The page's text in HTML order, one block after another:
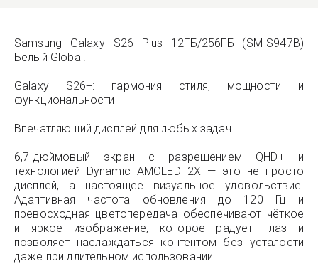
Samsung Galaxy S26 Plus 12ГБ/256ГБ (SM-S947B)
Белый Global.
Galaxy S26+: гармония стиля, мощности и
функциональности
Впечатляющий дисплей для любых задач
6,7-дюймовый экран с разрешением QHD+ и
технологией Dynamic AMOLED 2X — это не просто
дисплей, а настоящее визуальное удовольствие.
Адаптивная частота обновления до 120 Гц и
превосходная цветопередача обеспечивают чёткое
и яркое изображение, которое радует глаз и
позволяет наслаждаться контентом без усталости
даже при длительном использовании.